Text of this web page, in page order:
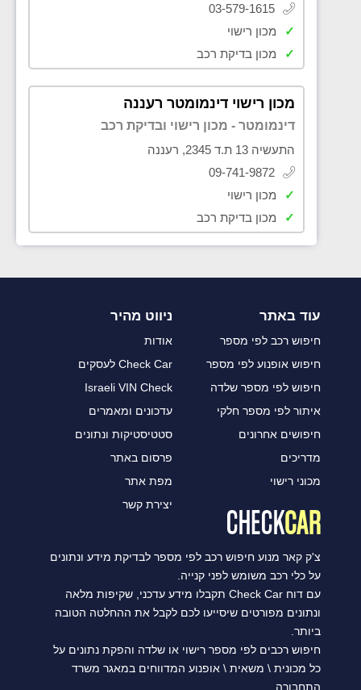
03-579-1615
✓
מכון רישוי
✓
מכון בדיקת רכב
מכון רישוי דינמומטר רעננה
דינמומטר - מכון רישוי ובדיקת רכב
התעשיה 13 ת.ד 2345, רעננה
09-741-9872
✓
מכון רישוי
✓
מכון בדיקת רכב
עוד באתר
חיפוש רכב לפי מספר
חיפוש אופנוע לפי מספר
חיפוש לפי מספר שלדה
איתור לפי מספר חלקי
חיפושים אחרונים
מדריכים
מכוני רישוי
ניווט מהיר
אודות
Check Car לעסקים
Israeli VIN Check
עדכונים ומאמרים
סטטיסטיקות ונתונים
פרסום באתר
מפת אתר
יצירת קשר
צ'ק קאר מנוע חיפוש רכב לפי מספר לבדיקת מידע ונתונים
על כלי רכב משומש לפני קנייה.
עם דוח Check Car תקבלו מידע עדכני, שקיפות מלאה
ונתונים מפורטים שיסייעו לכם לקבל את ההחלטה הטובה
ביותר.
חיפוש רכבים לפי מספר רישוי או שלדה והפקת נתונים על
כל מכונית \ משאית \ אופנוע המדווחים במאגר משרד
התחבורה.